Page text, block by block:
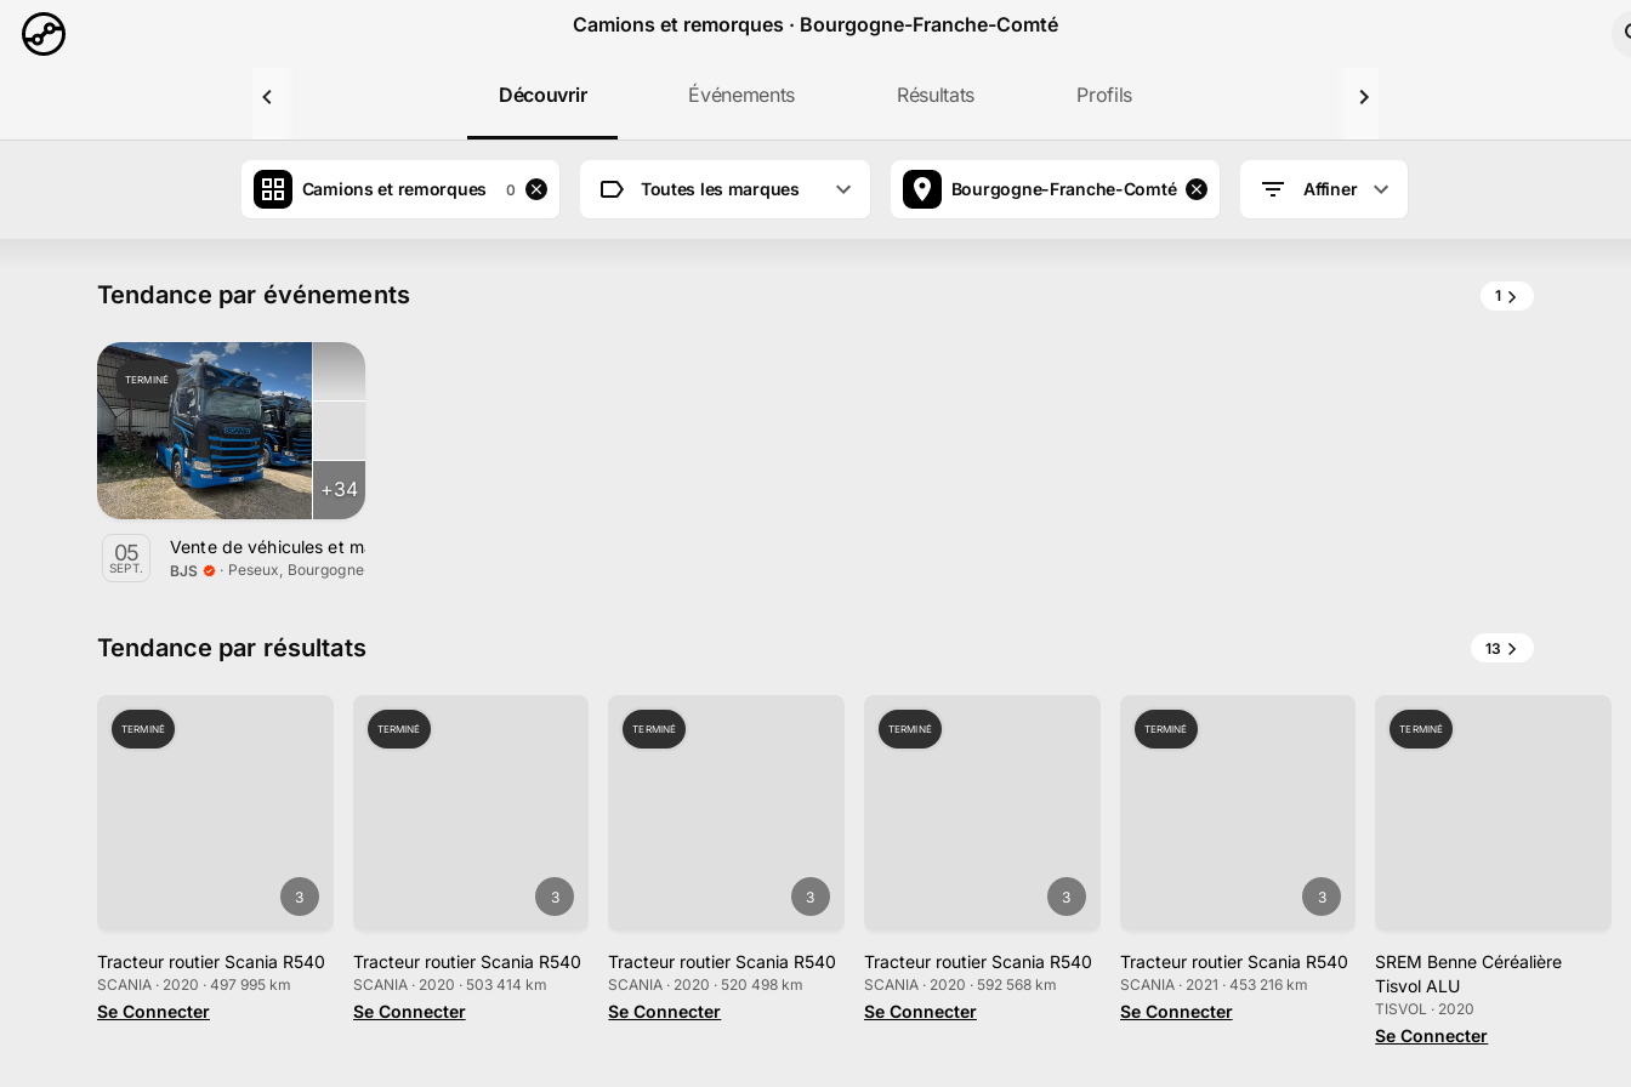
Aller au contenu principal
Camions et remorques · Bourgogne-Franche-Comté
Découvrir Événements Résultats Profils
Camions et remorques 0 Toutes les marques Bourgogne-Franche-Comté Affiner
Tendance par événements 1
TERMINÉ
+34
05
SEPT.
Vente de véhicules et matériels par BJS le 5 Septembre 2025
BJS · Peseux, Bourgogne-Franche-Comté
Tendance par résultats 13
3
TERMINÉ
Tracteur routier Scania R540
SCANIA · 2020 · 497 995 km
Se Connecter
3
TERMINÉ
Tracteur routier Scania R540
SCANIA · 2020 · 503 414 km
Se Connecter
3
TERMINÉ
Tracteur routier Scania R540
SCANIA · 2020 · 520 498 km
Se Connecter
3
TERMINÉ
Tracteur routier Scania R540
SCANIA · 2020 · 592 568 km
Se Connecter
3
TERMINÉ
Tracteur routier Scania R540
SCANIA · 2021 · 453 216 km
Se Connecter
TERMINÉ
SREM Benne Céréalière
Tisvol ALU
TISVOL · 2020
Se Connecter